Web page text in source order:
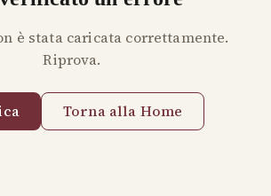
è stata caricata correttamente.
Riprova.
Torna alla Home